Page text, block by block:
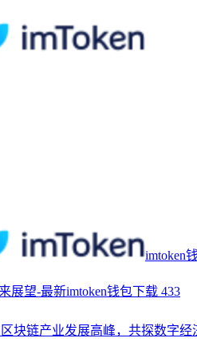
imtoken
展望-最新imtoken钱包下载 433
块链产业发展高峰，共探数字经